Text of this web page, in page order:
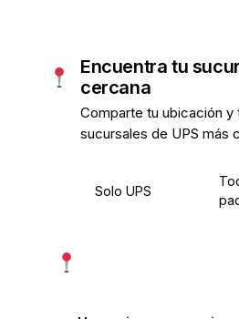
Encuentra tu
cercana
Comparte tu ubicación y
sucursales de UPS más
Solo UPS